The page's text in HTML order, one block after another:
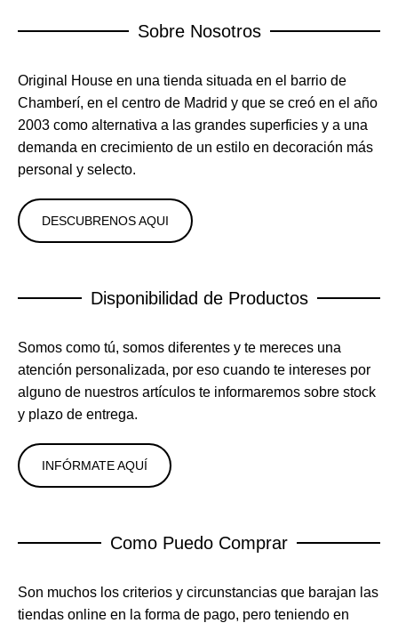
Sobre Nosotros
Original House en una tienda situada en el barrio de
Chamberí, en el centro de Madrid y que se creó en el año
2003 como alternativa a las grandes superficies y a una
demanda en crecimiento de un estilo en decoración más
personal y selecto.
DESCUBRENOS AQUI
Disponibilidad de Productos
Somos como tú, somos diferentes y te mereces una
atención personalizada, por eso cuando te intereses por
alguno de nuestros artículos te informaremos sobre stock
y plazo de entrega.
INFÓRMATE AQUÍ
Como Puedo Comprar
Son muchos los criterios y circunstancias que barajan las
tiendas online en la forma de pago, pero teniendo en